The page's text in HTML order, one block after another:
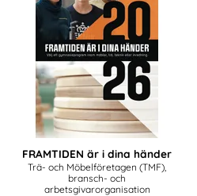
FRAMTIDEN är i dina händer
Trä- och Möbelföretagen (TMF),
bransch- och
arbetsgivarorganisation